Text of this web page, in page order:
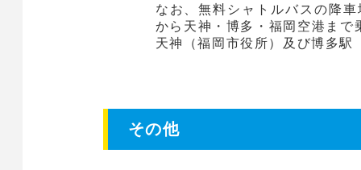
なお、無料シャトルバスの降
から天神・博多・福岡空港ま
天神（福岡市役所）及び博多駅
その他